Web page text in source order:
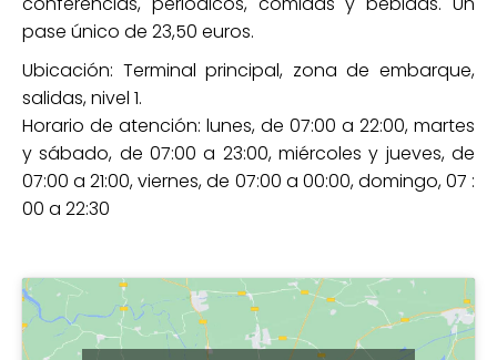
pase único de 23,50 euros.
Ubicación: Terminal principal, zona de embarque,
salidas, nivel 1.
Horario de atención: lunes, de 07:00 a 22:00, martes
y sábado, de 07:00 a 23:00, miércoles y jueves, de
07:00 a 21:00, viernes, de 07:00 a 00:00, domingo, 07 :
00 a 22:30